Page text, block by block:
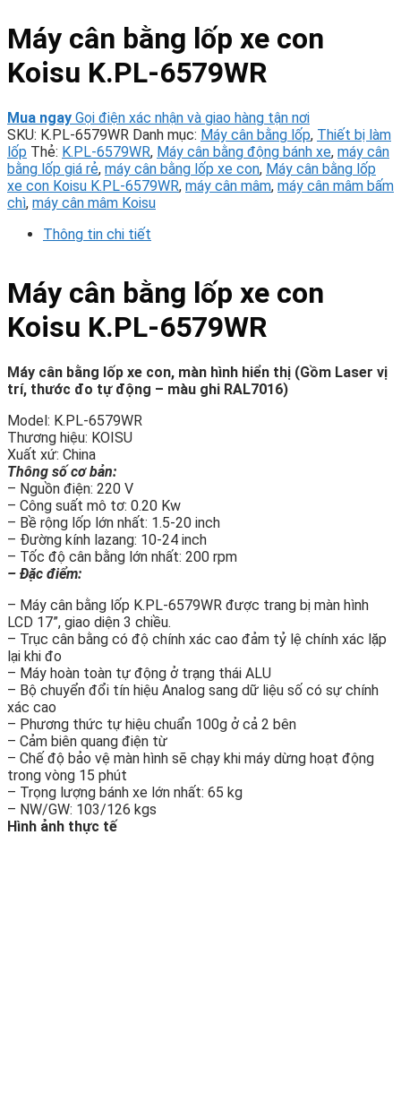
Máy cân bằng lốp xe con
Koisu K.PL-6579WR
Mua ngay Gọi điện xác nhận và giao hàng tận nơi
SKU: K.PL-6579WR Danh mục: Máy cân bằng lốp, Thiết bị làm
lốp Thẻ: K.PL-6579WR, Máy cân bằng động bánh xe, máy cân
bằng lốp giá rẻ, máy cân bằng lốp xe con, Máy cân bằng lốp
xe con Koisu K.PL-6579WR, máy cân mâm, máy cân mâm bấm
chì, máy cân mâm Koisu
Thông tin chi tiết
Máy cân bằng lốp xe con
Koisu K.PL-6579WR
Máy cân bằng lốp xe con, màn hình hiển thị (Gồm Laser vị
trí, thước đo tự động – màu ghi RAL7016)
Model: K.PL-6579WR
Thương hiệu: KOISU
Xuất xứ: China
Thông số cơ bản:
– Nguồn điện: 220 V
– Công suất mô tơ: 0.20 Kw
– Bề rộng lốp lớn nhất: 1.5-20 inch
– Đường kính lazang: 10-24 inch
– Tốc độ cân bằng lớn nhất: 200 rpm
– Đặc điểm:
– Máy cân bằng lốp K.PL-6579WR được trang bị màn hình
LCD 17”, giao diện 3 chiều.
– Trục cân bằng có độ chính xác cao đảm tỷ lệ chính xác lặp
lại khi đo
– Máy hoàn toàn tự động ở trạng thái ALU
– Bộ chuyển đổi tín hiệu Analog sang dữ liệu số có sự chính
xác cao
– Phương thức tự hiệu chuẩn 100g ở cả 2 bên
– Cảm biên quang điện từ
– Chế độ bảo vệ màn hình sẽ chạy khi máy dừng hoạt động
trong vòng 15 phút
– Trọng lượng bánh xe lớn nhất: 65 kg
– NW/GW: 103/126 kgs
Hình ảnh thực tế